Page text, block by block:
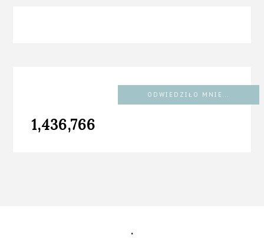
ODWIEDZIŁO MNIE...
1,436,766
.